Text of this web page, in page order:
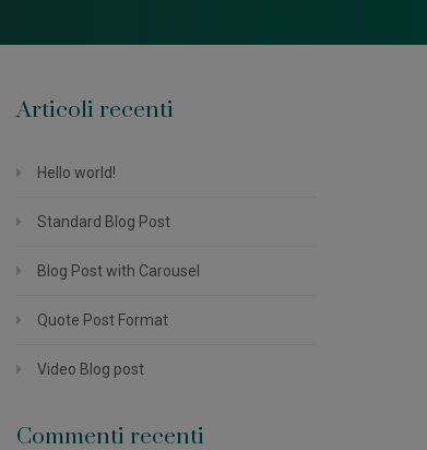
Articoli recenti
Hello world!
Standard Blog Post
Blog Post with Carousel
Quote Post Format
Video Blog post
Commenti recenti